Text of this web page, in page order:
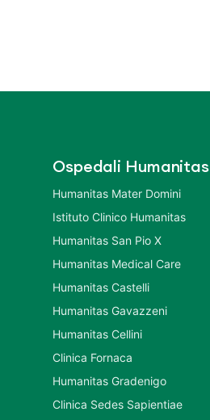
Ospedali Humanitas
Humanitas Mater Domini
Istituto Clinico Humanitas
Humanitas San Pio X
Humanitas Medical Care
Humanitas Castelli
Humanitas Gavazzeni
Humanitas Cellini
Clinica Fornaca
Humanitas Gradenigo
Clinica Sedes Sapientiae